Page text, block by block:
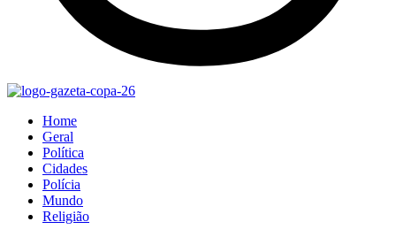
Home
Geral
Política
Cidades
Polícia
Mundo
Religião